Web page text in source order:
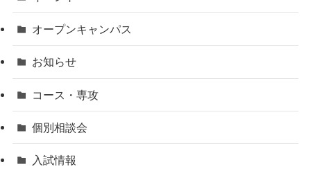
オープンキャンパス
お知らせ
コース・専攻
個別相談会
入試情報